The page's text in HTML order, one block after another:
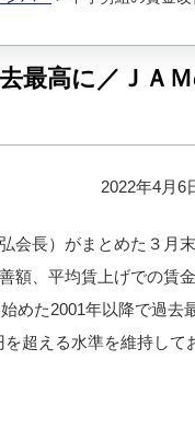
最高に／ＪＡ
2022年4月6
会長）がまとめた３月
額、平均賃上げでの賃
めた2001年以降で過去
超える水準を維持して